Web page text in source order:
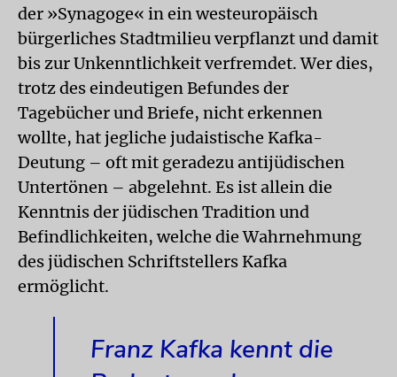
der »Synagoge« in ein westeuropäisch
bürgerliches Stadtmilieu verpflanzt und damit
bis zur Unkenntlichkeit verfremdet. Wer dies,
trotz des eindeutigen Befundes der
Tagebücher und Briefe, nicht erkennen
wollte, hat jegliche judaistische Kafka-
Deutung – oft mit geradezu antijüdischen
Untertönen – abgelehnt. Es ist allein die
Kenntnis der jüdischen Tradition und
Befindlichkeiten, welche die Wahrnehmung
des jüdischen Schriftstellers Kafka
ermöglicht.
Franz Kafka kennt die